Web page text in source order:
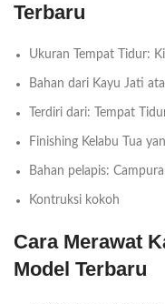
Terbaru
Ukuran Tempat Tidur:
Bahan dari Kayu Jati
Terdiri dari: Tempat
Finishing Kelabu Tua
Bahan pelapis:
Kontruksi kokoh
Cara Merawat
Model Terbaru